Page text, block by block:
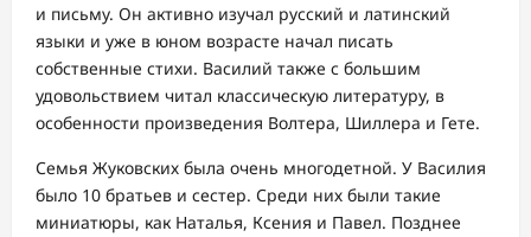
и письму. Он активно изучал русский и латинский
языки и уже в юном возрасте начал писать
собственные стихи. Василий также с большим
удовольствием читал классическую литературу, в
особенности произведения Волтера, Шиллера и Гете.
Семья Жуковских была очень многодетной. У Василия
было 10 братьев и сестер. Среди них были такие
миниатюры, как Наталья, Ксения и Павел. Позднее